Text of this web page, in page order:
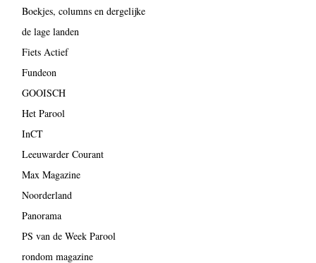
Boekjes, columns en dergelijke
de lage landen
Fiets Actief
Fundeon
GOOISCH
Het Parool
InCT
Leeuwarder Courant
Max Magazine
Noorderland
Panorama
PS van de Week Parool
rondom magazine